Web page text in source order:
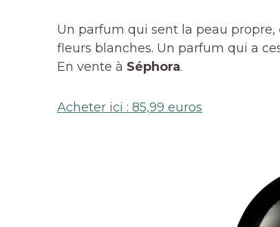
Un parfum qui sent la peau propre,
fleurs blanches. Un parfum qui a
En vente à Séphora.
Acheter ici : 85,99 euros